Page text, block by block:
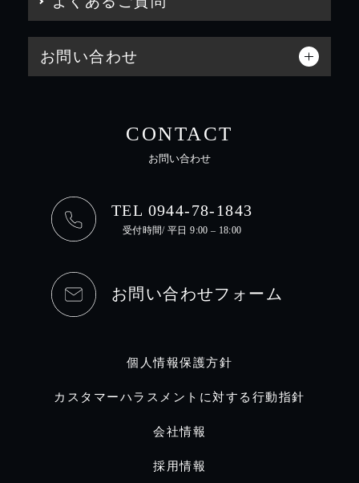
お問い合わせ
CONTACT
お問い合わせ
TEL 0944-78-1843
受付時間/ 平日 9:00 – 18:00
お問い合わせフォーム
個人情報保護方針
カスタマーハラスメントに対する行動指針
会社情報
採用情報